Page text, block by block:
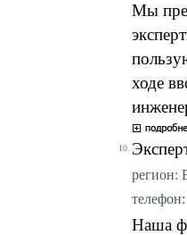
Мы
ходе
10.
регион:
Наша